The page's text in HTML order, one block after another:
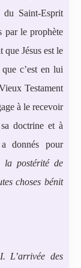
du Saint-Esprit
par le prophète
que Jésus est le
c’est en lui
Testament
à le recevoir
doctrine et à
donnés pour
la postérité de
choses bénit
I. L’arrivée des